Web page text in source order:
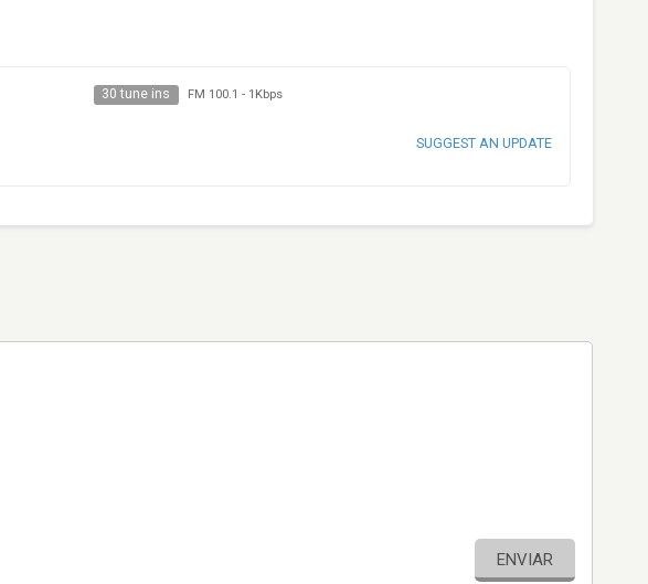
30 tune ins FM 100.1 - 1Kbps
SUGGEST AN UPDATE
ENVIAR